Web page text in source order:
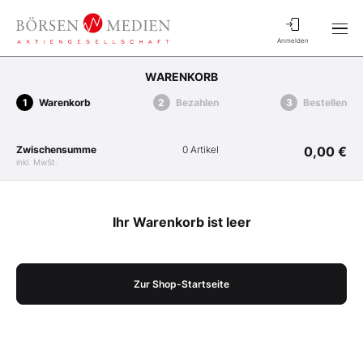
Anmelden
WARENKORB
Warenkorb Bezahlen Bestellen
Zwischensumme
inkl. MwSt.
0 Artikel 0,00 €
Ihr Warenkorb ist leer
Zur Shop-Startseite